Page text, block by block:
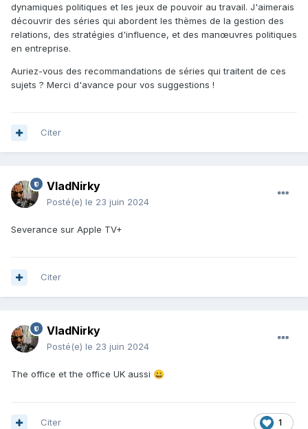
dynamiques politiques et les jeux de pouvoir au travail. J'aimerais
découvrir des séries qui abordent les thèmes de la gestion des
relations, des stratégies d'influence, et des manœuvres politiques
en entreprise.
Auriez-vous des recommandations de séries qui traitent de ces
sujets ? Merci d'avance pour vos suggestions !
Citer
VladNirky
Posté(e) le 23 juin 2024
Severance sur Apple TV+
Citer
VladNirky
Posté(e) le 23 juin 2024
The office et the office UK aussi 😀
1
Citer